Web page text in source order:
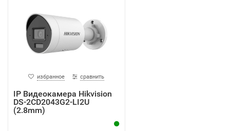
избранное сравнить
IP Видеокамера Hikvision
DS-2CD2043G2-LI2U
(2.8mm)